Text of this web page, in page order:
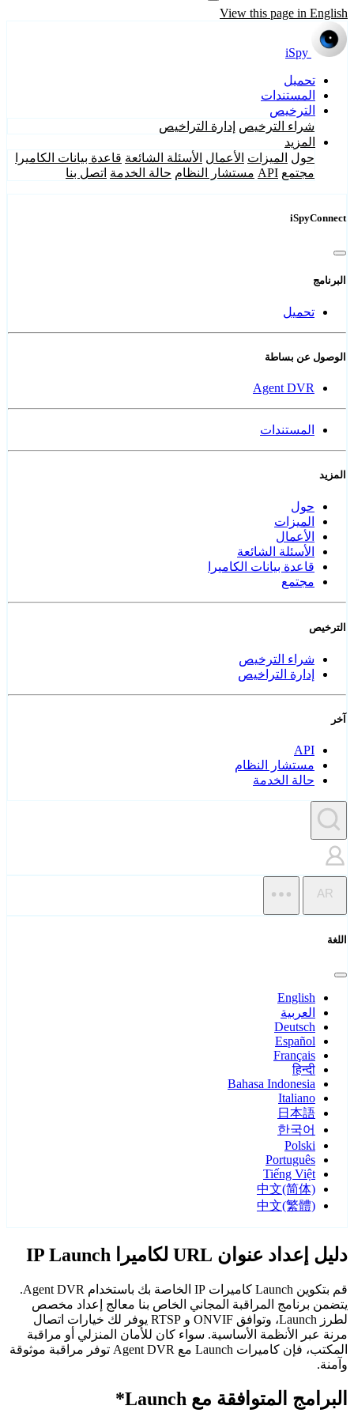
View this page in English
iSpy
تحميل
المستندات
الترخيص
شراء الترخيص إدارة التراخيص
المزيد
حول الميزات الأعمال الأسئلة الشائعة قاعدة بيانات الكاميرا
مجتمع API مستشار النظام حالة الخدمة اتصل بنا
iSpyConnect
البرنامج
تحميل
الوصول عن بساطة
Agent DVR
المستندات
المزيد
حول
الميزات
الأعمال
الأسئلة الشائعة
قاعدة بيانات الكاميرا
مجتمع
الترخيص
شراء الترخيص
إدارة التراخيص
آخر
API
مستشار النظام
حالة الخدمة
AR
اللغة
English
العربية
Deutsch
Español
Français
हिन्दी
Bahasa Indonesia
Italiano
日本語
한국어
Polski
Português
Tiếng Việt
中文(简体)
中文(繁體)
دليل إعداد عنوان URL لكاميرا IP Launch
قم بتكوين Launch كاميرات IP الخاصة بك باستخدام Agent DVR.
يتضمن برنامج المراقبة المجاني الخاص بنا معالج إعداد مخصص
لطرز Launch، وتوافق ONVIF و RTSP يوفر لك خيارات اتصال
مرنة عبر الأنظمة الأساسية. سواء كان للأمان المنزلي أو مراقبة
المكتب، فإن كاميرات Launch مع Agent DVR توفر مراقبة موثوقة
وآمنة.
البرامج المتوافقة مع Launch*